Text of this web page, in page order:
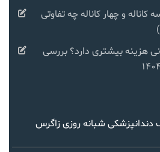
و چهار کاناله چه تفاوتی
هزینه بیشتری دارد؟ بررسی
دندانپزشکی شبانه روزی زاگرس